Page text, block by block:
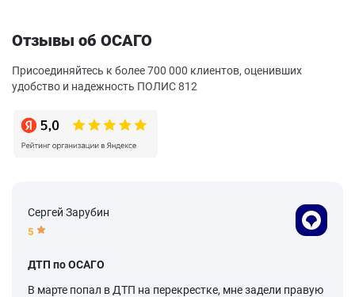
Отзывы об ОСАГО
Присоединяйтесь к более 700 000 клиентов, оценивших
удобство и надежность ПОЛИС 812
Сергей Зарубин
5
ДТП по ОСАГО
В марте попал в ДТП на перекрестке, мне задели правую